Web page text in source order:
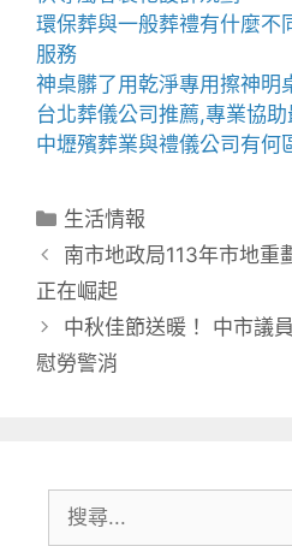
環保葬與一般葬禮有什麼不
服務
神桌髒了用乾淨專用擦神明
台北葬儀公司推薦,專業協
中壢殯葬業與禮儀公司有何
分
類
生活情報
南市地政局113年市地重
正在崛起
中秋佳節送暖！ 中市議
慰勞警消
尋: